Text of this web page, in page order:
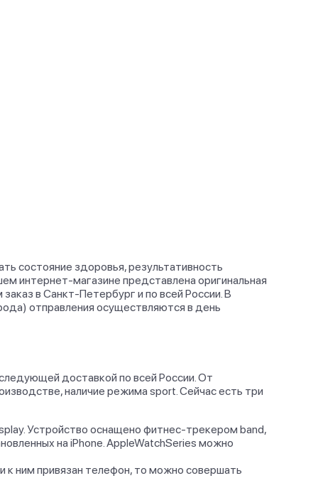
состояние здоровья, результативность
интернет-магазине представлена оригинальная
в Санкт-Петербург и по всей России. В
отправления осуществляются в день
доставкой по всей России. От
наличие режима sport. Сейчас есть три
Устройство оснащено фитнес-трекером band,
на iPhone. AppleWatchSeries можно
к ним привязан телефон, то можно совершать